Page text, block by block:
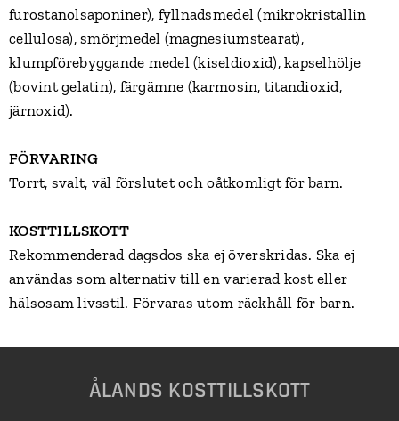
furostanolsaponiner), fyllnadsmedel (mikrokristallin
cellulosa), smörjmedel (magnesiumstearat),
klumpförebyggande medel (kiseldioxid), kapselhölje
(bovint gelatin), färgämne (karmosin, titandioxid,
järnoxid).
FÖRVARING
Torrt, svalt, väl förslutet och oåtkomligt för barn.
KOSTTILLSKOTT
Rekommenderad dagsdos ska ej överskridas. Ska ej
användas som alternativ till en varierad kost eller
hälsosam livsstil. Förvaras utom räckhåll för barn.
ÅLANDS KOSTTILLSKOTT